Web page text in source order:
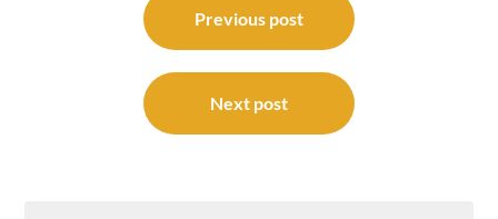
Previous post
Next post